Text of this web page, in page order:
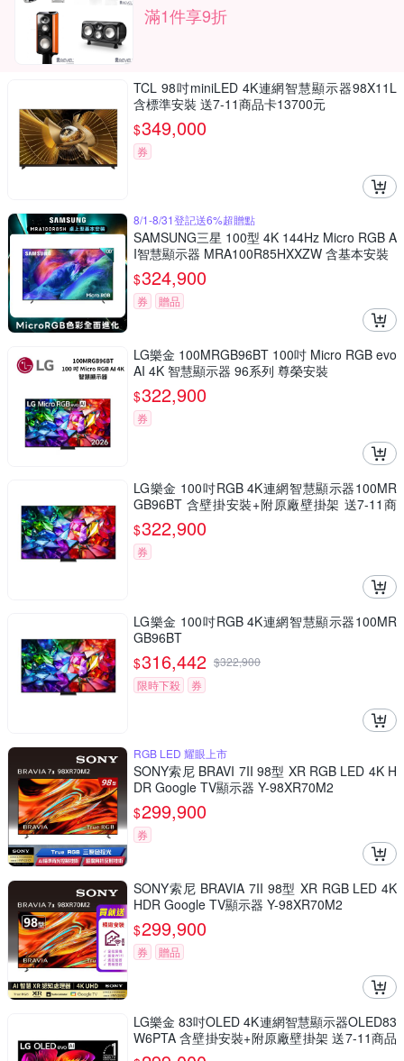
滿1件享9折
TCL 98吋miniLED 4K連網智慧顯示器98X11L
含標準安裝 送7-11商品卡13700元
$349,000
券
8/1-8/31登記送6%超贈點
SAMSUNG三星 100型 4K 144Hz Micro RGB A
I智慧顯示器 MRA100R85HXXZW 含基本安裝
$324,900
券 贈品
LG樂金 100MRGB96BT 100吋 Micro RGB evo
AI 4K 智慧顯示器 96系列 尊榮安裝
$322,900
券
LG樂金 100吋RGB 4K連網智慧顯示器100MR
GB96BT 含壁掛安裝+附原廠壁掛架 送7-11商
品卡12700元
$322,900
券
LG樂金 100吋RGB 4K連網智慧顯示器100MR
GB96BT
$316,442 $322,900
限時下殺
券
RGB LED 耀眼上市
SONY索尼 BRAVI 7II 98型 XR RGB LED 4K H
DR Google TV顯示器 Y-98XR70M2
$299,900
券
SONY索尼 BRAVIA 7II 98型 XR RGB LED 4K
HDR Google TV顯示器 Y-98XR70M2
$299,900
券 贈品
LG樂金 83吋OLED 4K連網智慧顯示器OLED83
W6PTA 含壁掛安裝+附原廠壁掛架 送7-11商品
卡11700元